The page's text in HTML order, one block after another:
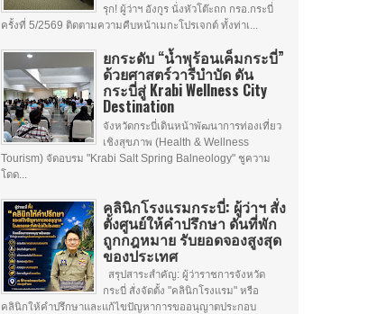
รุก! ผู้ว่าฯ อังกูร นั่งหัวโต๊ะถก กรอ.กระบี่
ครั้งที่ 5/2569 ติดตามความคืบหน้าเมกะโปรเจกต์ ทั้งท่าเ...
ยกระดับ “น้ำพุร้อนเค็มกระบี่”
ด้วยศาสตร์วารีบำบัด ดัน
กระบี่สู่ Krabi Wellness City
Destination
จังหวัดกระบี่เดินหน้าพัฒนาการท่องเที่ยว
เชิงสุขภาพ (Health & Wellness
Tourism) จัดอบรม "Krabi Salt Spring Balneology" ชูความ
โดด...
คลินิกโรงแรมกระบี่: ผู้ว่าฯ สั่ง
ตั้งศูนย์ให้คำปรึกษา ดันที่พัก
ถูกกฎหมาย รับยอดจองสูงสุด
ของประเทศ
สรุปสาระสำคัญ: ผู้ว่าราชการจังหวัด
กระบี่ สั่งจัดตั้ง "คลินิกโรงแรม" หรือ
คลินิกให้คำปรึกษาและแก้ไขปัญหาการขออนุญาตประกอบ